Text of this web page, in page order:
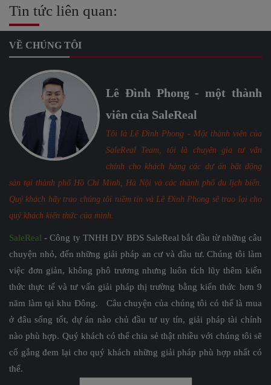
Tin tức liên quan:
VỀ CHÚNG TÔI
Lê Đình Phong - một thành
viên của SaleReal
Tôi là Lê Đình Phong - Một thành viên của
SaleReal Team, tôi là chuyên gia tư vấn
chính cho khách hàng các dự án bất động
sản tại thành phố Hồ Chí Minh, Hà Nội và các thành phố du lịch biển.
Quý khách hãy trao chúng tôi niềm tin và Lê Đình Phong sẽ trao lại cho
quý khách kiến thức của mình.
SaleReal - Công ty TNHH DV BĐS SaleReal bắt đầu từ những câu
chuyện nhỏ, đến những giải pháp an cư và đầu tư. Chúng tôi làm
việc đơn giản, không phô trương nhưng luôn tích lũy thêm kiến
thức thực tế và tư vấn giải pháp thị trường bằng kiến thức hơn 9
năm làm tại khu Đông. Câu chuyện của chúng tôi có thể là mua
ở đâu sống tốt, dự án nào chủ đầu tư uy tín, giải pháp tài chính
nào phù hợp. Quý khách có thể chia sẻ thật nhiều với chúng tôi sẽ
cố gắng đem lại cho quý khách những giải pháp phù hợp nhất có
thể.